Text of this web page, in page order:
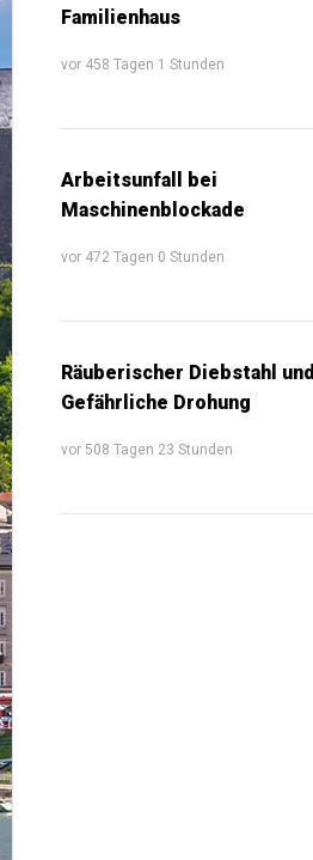
Familienhaus
vor 458 Tagen 1 Stunden
Arbeitsunfall bei
Maschinenblockade
vor 472 Tagen 0 Stunden
Räuberischer Diebstahl und
Gefährliche Drohung
vor 508 Tagen 23 Stunden